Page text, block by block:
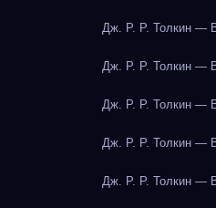
Дж. Р. Р. Толкин —
Дж. Р. Р. Толкин —
Дж. Р. Р. Толкин —
Дж. Р. Р. Толкин —
Дж. Р. Р. Толкин —